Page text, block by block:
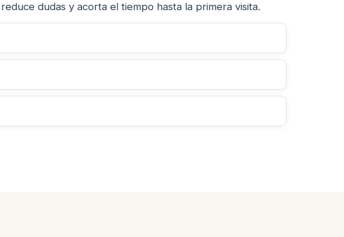
dudas y acorta el tiempo hasta la primera visita.